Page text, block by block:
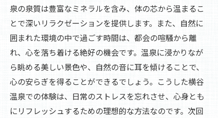
泉の泉質は豊富なミネラルを含み、体の芯から温まるこ
とで深いリラクゼーションを提供します。また、自然に
囲まれた環境の中で過ごす時間は、都会の喧騒から離
れ、心を落ち着ける絶好の機会です。温泉に浸かりなが
ら眺める美しい景色や、自然の音に耳を傾けることで、
心の安らぎを得ることができるでしょう。こうした横谷
温泉での体験は、日常のストレスを忘れさせ、心身とも
にリフレッシュするための理想的な方法なのです。次回